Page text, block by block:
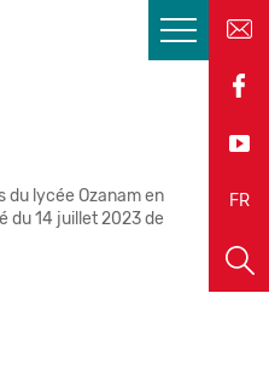
FR
EN
du lycée Ozanam en
du 14 juillet 2023 de